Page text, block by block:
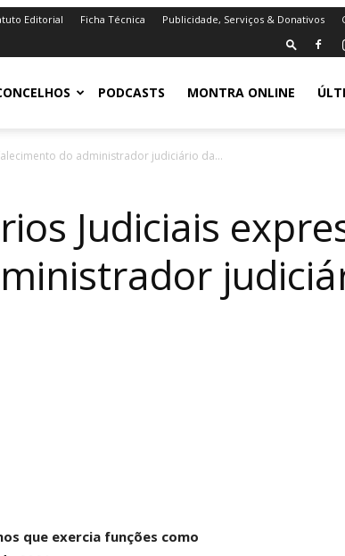
Editorial Ficha Técnica Publicidade, Serviços & Donativos
PODCASTS MONTRA ONLINE
do administrador judiciário da...
Judiciais
que exercia funções como